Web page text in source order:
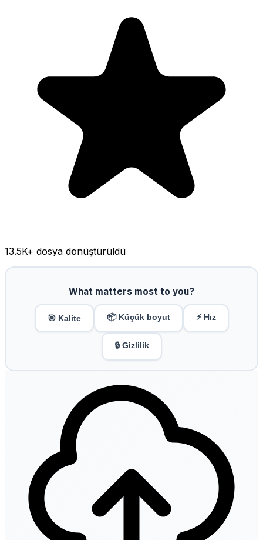
13.5K+ dosya dönüştürüldü
What matters most to you?
🎯 Kalite 📦 Küçük boyut ⚡ Hız
🔒 Gizlilik